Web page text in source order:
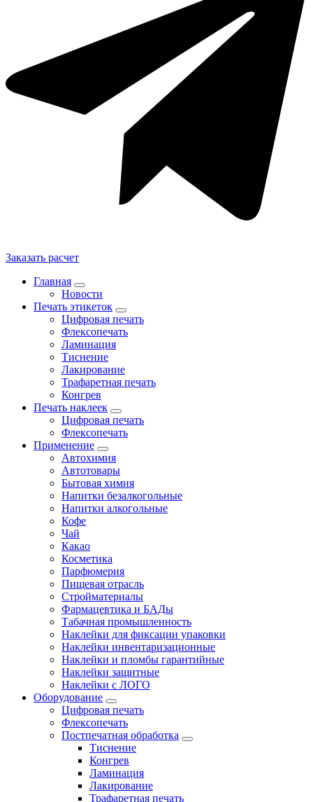
Заказать расчет
Главная
Новости
Печать этикеток
Цифровая печать
Флексопечать
Ламинация
Тиснение
Лакирование
Трафаретная печать
Конгрев
Печать наклеек
Цифровая печать
Флексопечать
Применение
Автохимия
Автотовары
Бытовая химия
Напитки безалкогольные
Напитки алкогольные
Кофе
Чай
Какао
Косметика
Парфюмерия
Пищевая отрасль
Стройматериалы
Фармацевтика и БАДы
Табачная промышленность
Наклейки для фиксации упаковки
Наклейки инвентаризационные
Наклейки и пломбы гарантийные
Наклейки защитные
Наклейки с ЛОГО
Оборудование
Цифровая печать
Флексопечать
Постпечатная обработка
Тиснение
Конгрев
Ламинация
Лакирование
Трафаретная печать